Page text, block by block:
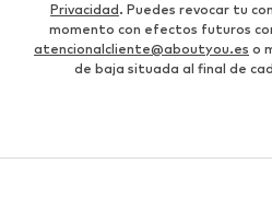
Privacidad. Puedes revocar tu
momento con efectos futuros
atencionalcliente@aboutyou.es o
de baja situada al final de